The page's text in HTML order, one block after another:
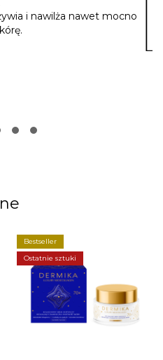
i nawilża nawet mocno
Bestseller
Ostatnie sztuki